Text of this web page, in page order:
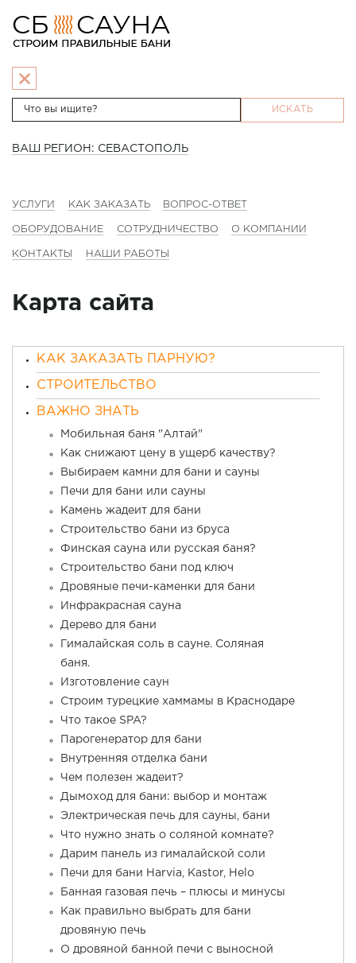
ИСКАТЬ
ВАШ РЕГИОН: СЕВАСТОПОЛЬ
УСЛУГИ КАК ЗАКАЗАТЬ ВОПРОС-ОТВЕТ
ОБОРУДОВАНИЕ СОТРУДНИЧЕСТВО О КОМПАНИИ
КОНТАКТЫ НАШИ РАБОТЫ
Карта сайта
КАК ЗАКАЗАТЬ ПАРНУЮ?
СТРОИТЕЛЬСТВО
ВАЖНО ЗНАТЬ
Мобильная баня "Алтай"
Как снижают цену в ущерб качеству?
Выбираем камни для бани и сауны
Печи для бани или сауны
Камень жадеит для бани
Строительство бани из бруса
Финская сауна или русская баня?
Строительство бани под ключ
Дровяные печи-каменки для бани
Инфракрасная сауна
Дерево для бани
Гималайская соль в сауне. Соляная
баня.
Изготовление саун
Строим турецкие хаммамы в Краснодаре
Что такое SPA?
Парогенератор для бани
Внутренняя отделка бани
Чем полезен жадеит?
Дымоход для бани: выбор и монтаж
Электрическая печь для сауны, бани
Что нужно знать о соляной комнате?
Дарим панель из гималайской соли
Печи для бани Harvia, Kastor, Helo
Банная газовая печь – плюсы и минусы
Как правильно выбрать для бани
дровяную печь
О дровяной банной печи с выносной